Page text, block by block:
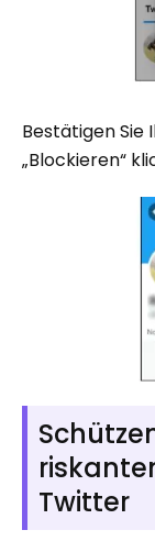
Bestätigen Sie
„Blockieren“
Twitter